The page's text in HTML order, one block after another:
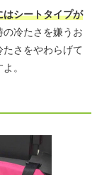
はシートタイプが
冷たさを嫌うお
さをやわらげて
。